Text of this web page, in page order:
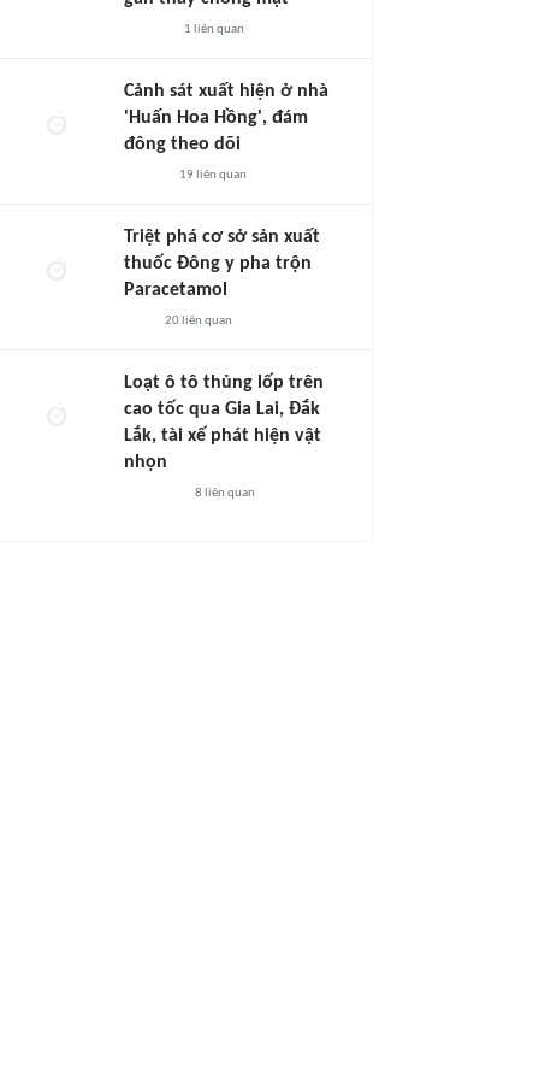
1 liên quan
Cảnh sát xuất hiện ở nhà
'Huấn Hoa Hồng', đám
đông theo dõi
19 liên quan
Triệt phá cơ sở sản xuất
thuốc Đông y pha trộn
Paracetamol
20liên quan
Loạt ô tô thủng lốp trên
cao tốc qua Gia Lai, Đắk
Lắk, tài xế phát hiện vật
nhọn
8 liên quan